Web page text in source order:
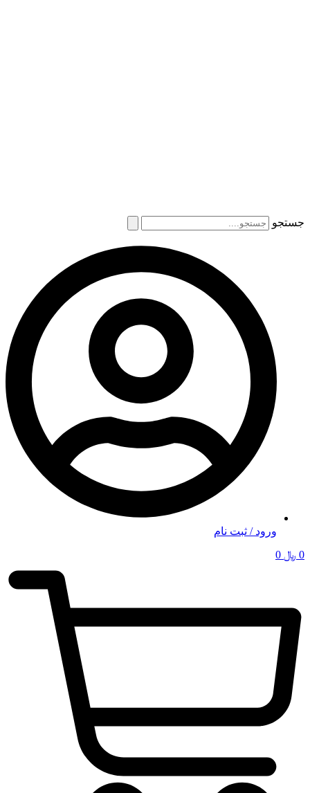
جستجو
ورود / ثبت نام
0 ﷼ 0